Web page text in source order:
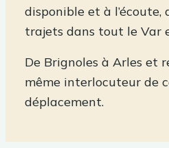
disponible et à l’écoute,
trajets dans tout le Var
De Brignoles à Arles et
même interlocuteur de
déplacement.